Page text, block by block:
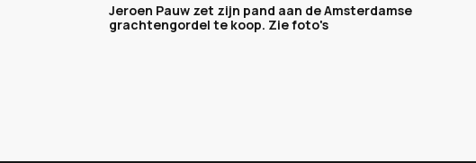
Jeroen Pauw zet zijn pand aan de Amsterdamse
grachtengordel te koop. Zie foto's